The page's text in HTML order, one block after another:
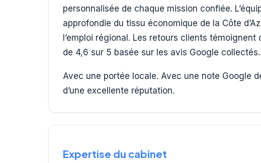
personnalisée de chaque mission confiée.
approfondie du tissu économique de la Côte
l’emploi régional. Les retours clients
de 4,6 sur 5 basée sur les avis Google collectés.
Avec une portée locale. Avec une note Google
d’une excellente réputation.
Expertise du cabinet